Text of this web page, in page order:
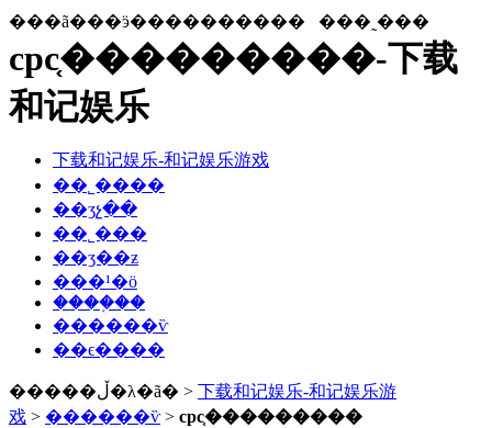
���ã���ӭ���������� ���˷���
cpc֤���������-下载
和记娱乐
下载和记娱乐-和记娱乐游戏
��˾����
��ʒչ��
��˾���
��ʒ��ƶ
���¹�ӧ
����֤��
������ѷ
��ϵ����
�����ڵ�λ�ã� > 下载和记娱乐-和记娱乐游
戏 > ������ѷ> cpc֤���������